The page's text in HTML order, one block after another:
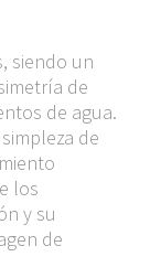
siendo un
de
de agua.
de
los
y su
de